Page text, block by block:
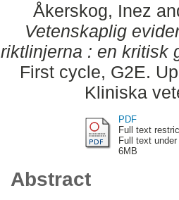
Åkerskog, Inez
Vetenskaplig
riktlinjerna : en kritisk
First cycle, G2E.
Kliniska
PDF
Full text
Full text
6MB
Abstract